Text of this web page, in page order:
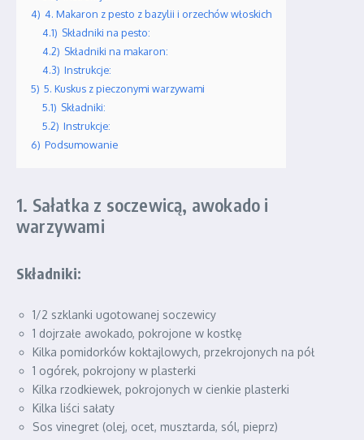
4) 4. Makaron z pesto z bazylii i orzechów włoskich
4.1) Składniki na pesto:
4.2) Składniki na makaron:
4.3) Instrukcje:
5) 5. Kuskus z pieczonymi warzywami
5.1) Składniki:
5.2) Instrukcje:
6) Podsumowanie
1. Sałatka z soczewicą, awokado i
warzywami
Składniki:
1/2 szklanki ugotowanej soczewicy
1 dojrzałe awokado, pokrojone w kostkę
Kilka pomidorków koktajlowych, przekrojonych na pół
1 ogórek, pokrojony w plasterki
Kilka rzodkiewek, pokrojonych w cienkie plasterki
Kilka liści sałaty
Sos vinegret (olej, ocet, musztarda, sól, pieprz)